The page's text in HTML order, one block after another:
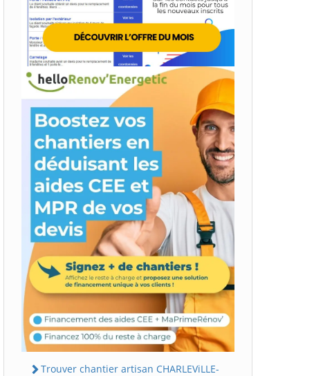
Trouver chantier artisan CHARLEViLLE-